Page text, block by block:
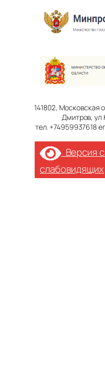
141802, Московская
Дмитров, ул
тел. +74959937618
Версия
слабовидящих